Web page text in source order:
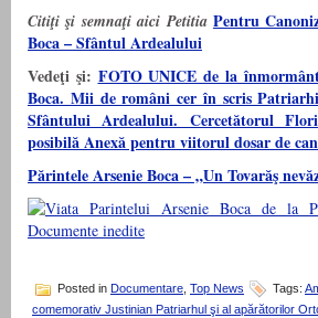
Citiţi şi semnaţi aici Petitia Pentru
Boca – Sfântul Ardealului
Vedeţi şi: FOTO UNICE de la
Boca. Mii de români cer în scris
Sfântului Ardealului. Cercetătorul
posibilă Anexă pentru viitorul dosar de
Părintele Arsenie Boca – „Un Tovarăş
Posted in Documentare Top News Tags:
comemorativ Justinian Patriarhul şi al apărătorilor